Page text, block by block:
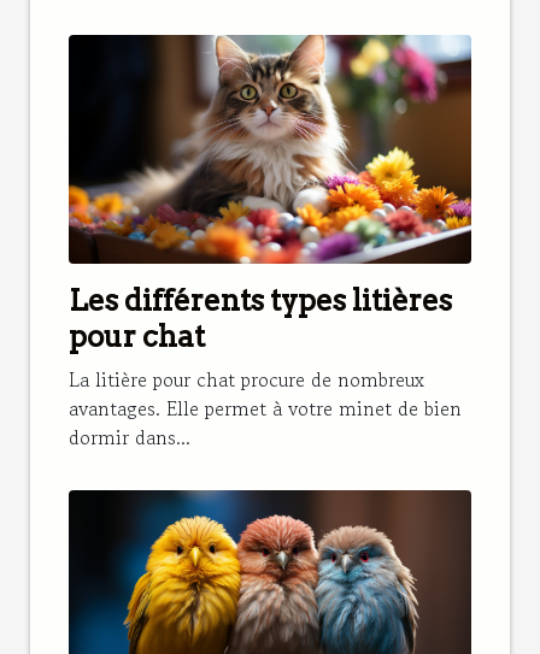
Les différents types litières
pour chat
La litière pour chat procure de nombreux
avantages. Elle permet à votre minet de bien
dormir dans...